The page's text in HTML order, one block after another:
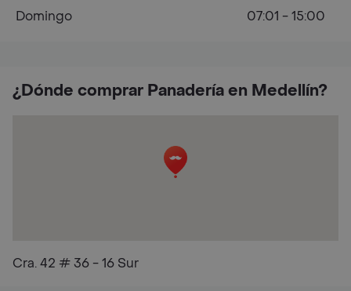
¿Dónde comprar Panadería en Medellín?
Cra. 42 # 36 - 16 Sur
Domingo
07:01 - 15:00